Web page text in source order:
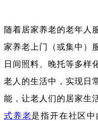
随着居家养老的老年人
家养老上门（或集中）
日间照料、晚托等多样
老人的生活中，实现日
能，让老人们的居家生
式养老是指开在社区